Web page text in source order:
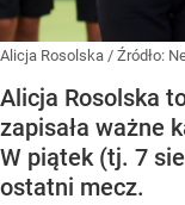
Alicja Rosolska / Źródło:
Alicja Rosolska
zapisała ważne
W piątek (tj. 7
ostatni mecz.